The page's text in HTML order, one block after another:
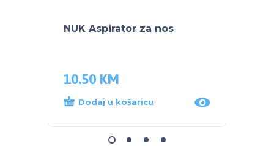
NUK Aspirator za nos
10.50 KM
Dodaj u košaricu